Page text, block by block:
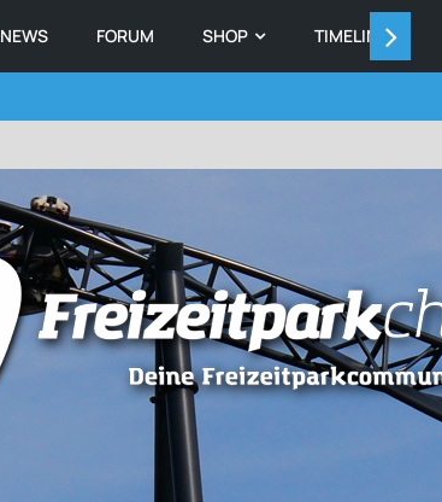
NEWS FORUM SHOP TIMELINE